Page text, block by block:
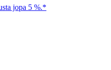
jopa 5 %.*